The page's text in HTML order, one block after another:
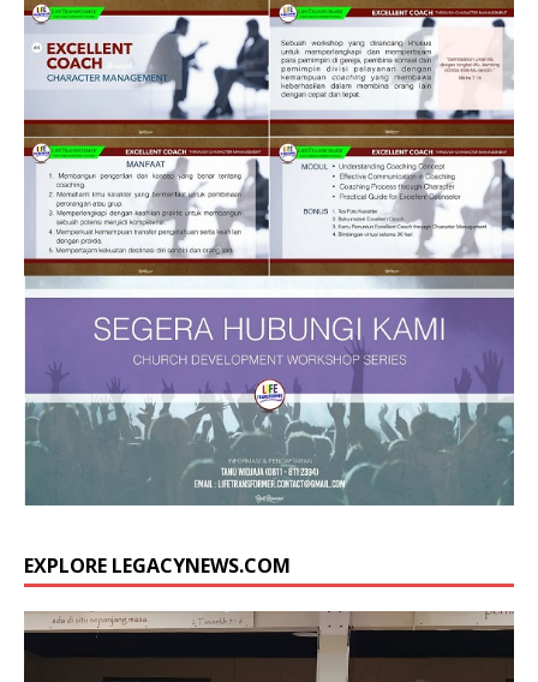
EXPLORE LEGACYNEWS.COM